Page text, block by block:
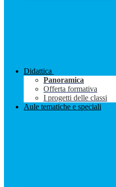
Didattica
Panoramica
Offerta formativa
I progetti delle classi
Aule tematiche e speciali